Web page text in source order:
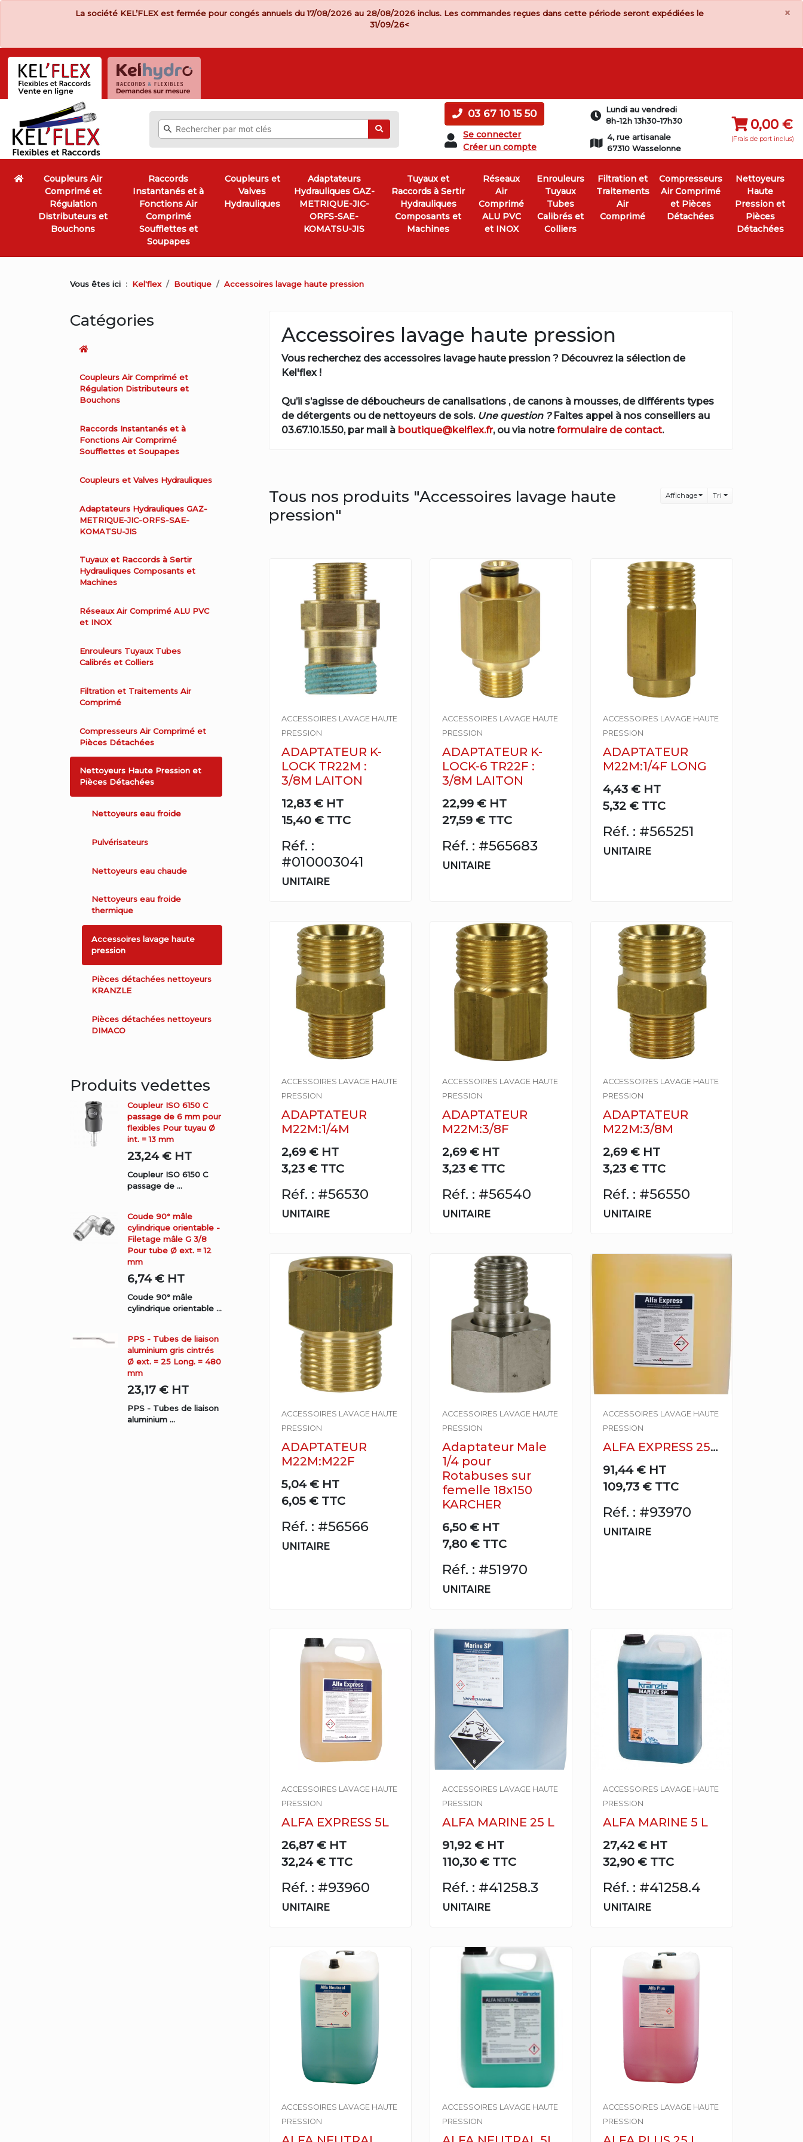
La société KEL’FLEX est fermée pour congés annuels du 17/08/2026 au 28/08/2026 inclus. Les commandes reçues dans cette période seront expédiées le
31/09/26<
×
Ok
03 67 10 15 50
Se connecter
Créer un compte
Lundi au vendredi
8h-12h 13h30-17h30
4, rue artisanale
67310 Wasselonne
0,00 €
(Frais de port inclus)
Coupleurs Air
Comprimé et
Régulation
Distributeurs et
Bouchons
Raccords
Instantanés et à
Fonctions Air
Comprimé
Soufflettes et
Soupapes
Coupleurs et
Valves
Hydrauliques
Adaptateurs
Hydrauliques GAZ-
METRIQUE-JIC-
ORFS-SAE-
KOMATSU-JIS
Tuyaux et
Raccords à Sertir
Hydrauliques
Composants et
Machines
Réseaux
Air
Comprimé
ALU PVC
et INOX
Enrouleurs
Tuyaux
Tubes
Calibrés et
Colliers
Filtration et
Traitements
Air
Comprimé
Compresseurs
Air Comprimé
et Pièces
Détachées
Nettoyeurs
Haute
Pression et
Pièces
Détachées
Vous êtes ici Kel'flex Boutique Accessoires lavage haute pression
Accessoires lavage haute pression
Vous recherchez des accessoires lavage haute pression ? Découvrez la sélection de
Kel'flex !
Qu’il s’agisse de déboucheurs de canalisations , de canons à mousses, de différents types
de détergents ou de nettoyeurs de sols. Une question ?Faites appel à nos conseillers au
03.67.10.15.50, par mail à boutique@kelflex.fr, ou via notreformulaire de contact.
Tous nos produits "Accessoires lavage haute
pression"
Affichage Tri
ACCESSOIRES LAVAGE HAUTE
PRESSION
ADAPTATEUR K-
LOCK TR22M :
3/8M LAITON
12,83 € HT
15,40 € TTC
Réf. :
#010003041
UNITAIRE
ACCESSOIRES LAVAGE HAUTE
PRESSION
ADAPTATEUR K-
LOCK-6 TR22F :
3/8M LAITON
22,99 € HT
27,59 € TTC
Réf. : #565683
UNITAIRE
ACCESSOIRES LAVAGE HAUTE
PRESSION
ADAPTATEUR
M22M:1/4F LONG
4,43 € HT
5,32 € TTC
Réf. : #565251
UNITAIRE
ACCESSOIRES LAVAGE HAUTE
PRESSION
ADAPTATEUR
M22M:1/4M
2,69 € HT
3,23 € TTC
Réf. : #56530
UNITAIRE
ACCESSOIRES LAVAGE HAUTE
PRESSION
ADAPTATEUR
M22M:3/8F
2,69 € HT
3,23 € TTC
Réf. : #56540
UNITAIRE
ACCESSOIRES LAVAGE HAUTE
PRESSION
ADAPTATEUR
M22M:3/8M
2,69 € HT
3,23 € TTC
Réf. : #56550
UNITAIRE
ACCESSOIRES LAVAGE HAUTE
PRESSION
ADAPTATEUR
M22M:M22F
5,04 € HT
6,05 € TTC
Réf. : #56566
UNITAIRE
ACCESSOIRES LAVAGE HAUTE
PRESSION
Adaptateur Male
1/4 pour
Rotabuses sur
femelle 18x150
KARCHER
6,50 € HT
7,80 € TTC
Réf. : #51970
UNITAIRE
ACCESSOIRES LAVAGE HAUTE
PRESSION
ALFA EXPRESS 25 L
91,44 € HT
109,73 € TTC
Réf. : #93970
UNITAIRE
ACCESSOIRES LAVAGE HAUTE
PRESSION
ALFA EXPRESS 5L
26,87 € HT
32,24 € TTC
Réf. : #93960
UNITAIRE
ACCESSOIRES LAVAGE HAUTE
PRESSION
ALFA MARINE 25 L
91,92 € HT
110,30 € TTC
Réf. : #41258.3
UNITAIRE
ACCESSOIRES LAVAGE HAUTE
PRESSION
ALFA MARINE 5 L
27,42 € HT
32,90 € TTC
Réf. : #41258.4
UNITAIRE
ACCESSOIRES LAVAGE HAUTE
PRESSION
ACCESSOIRES LAVAGE HAUTE
PRESSION
ACCESSOIRES LAVAGE HAUTE
PRESSION
Catégories
Coupleurs Air Comprimé et
Régulation Distributeurs et
Bouchons
Raccords Instantanés et à
Fonctions Air Comprimé
Soufflettes et Soupapes
Coupleurs et Valves Hydrauliques
Adaptateurs Hydrauliques GAZ-
METRIQUE-JIC-ORFS-SAE-
KOMATSU-JIS
Tuyaux et Raccords à Sertir
Hydrauliques Composants et
Machines
Réseaux Air Comprimé ALU PVC
et INOX
Enrouleurs Tuyaux Tubes
Calibrés et Colliers
Filtration et Traitements Air
Comprimé
Compresseurs Air Comprimé et
Pièces Détachées
Nettoyeurs Haute Pression et
Pièces Détachées
Nettoyeurs eau froide
Pulvérisateurs
Nettoyeurs eau chaude
Nettoyeurs eau froide
thermique
Accessoires lavage haute
pression
Pièces détachées nettoyeurs
KRANZLE
Pièces détachées nettoyeurs
DIMACO
Produits vedettes
Coupleur ISO 6150 C
passage de 6 mm pour
flexibles Pour tuyau Ø
int. = 13 mm
23,24 € HT
Coupleur ISO 6150 C
passage de ...
Coude 90° mâle
cylindrique orientable -
Filetage mâle G 3/8
Pour tube Ø ext. = 12
mm
6,74 € HT
Coude 90° mâle
cylindrique orientable ...
PPS - Tubes de liaison
aluminium gris cintrés
Ø ext. = 25 Long. = 480
mm
23,17 € HT
PPS - Tubes de liaison
aluminium ...